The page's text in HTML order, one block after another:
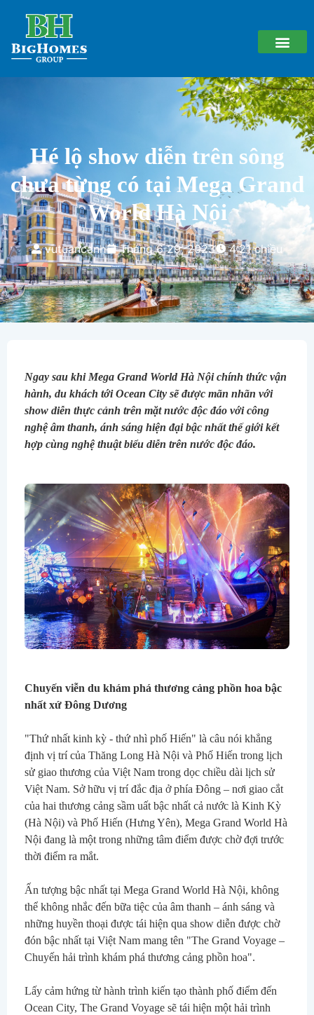
Hé lộ show diễn trên sông
chưa từng có tại Mega Grand
World Hà Nội
vutuancanh Tháng 6 29, 2023 4:21 chiều
Ngay sau khi Mega Grand World Hà Nội chính thức vận
hành, du khách tới Ocean City sẽ được mãn nhãn với
show diễn thực cảnh trên mặt nước độc đáo với công
nghệ âm thanh, ánh sáng hiện đại bậc nhất thế giới kết
hợp cùng nghệ thuật biểu diễn trên nước độc đáo.
Chuyến viễn du khám phá thương cảng phồn hoa bậc
nhất xứ Đông Dương
"Thứ nhất kinh kỳ - thứ nhì phố Hiến" là câu nói khẳng
định vị trí của Thăng Long Hà Nội và Phố Hiến trong lịch
sử giao thương của Việt Nam trong dọc chiều dài lịch sử
Việt Nam. Sở hữu vị trí đắc địa ở phía Đông – nơi giao cắt
của hai thương cảng sầm uất bậc nhất cả nước là Kinh Kỳ
(Hà Nội) và Phố Hiến (Hưng Yên), Mega Grand World Hà
Nội đang là một trong những tâm điểm được chờ đợi trước
thời điểm ra mắt.
Ấn tượng bậc nhất tại Mega Grand World Hà Nội, không
thể không nhắc đến bữa tiệc của âm thanh – ánh sáng và
những huyền thoại được tái hiện qua show diễn được chờ
đón bậc nhất tại Việt Nam mang tên "The Grand Voyage –
Chuyến hải trình khám phá thương cảng phồn hoa".
Lấy cảm hứng từ hành trình kiến tạo thành phố điểm đến
Ocean City, The Grand Voyage sẽ tái hiện một hải trình